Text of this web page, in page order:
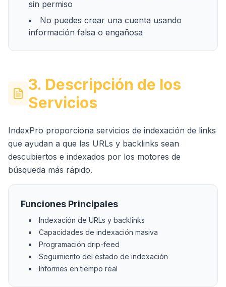
sin permiso
No puedes crear una cuenta usando
información falsa o engañosa
3. Descripción de los
Servicios
IndexPro proporciona servicios de indexación de links
que ayudan a que las URLs y backlinks sean
descubiertos e indexados por los motores de
búsqueda más rápido.
Funciones Principales
Indexación de URLs y backlinks
Capacidades de indexación masiva
Programación drip-feed
Seguimiento del estado de indexación
Informes en tiempo real